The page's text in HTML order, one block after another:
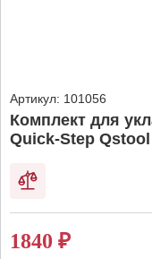
Артикул: 101056
Комплект для
Quick-Step Qstool
1840 ₽